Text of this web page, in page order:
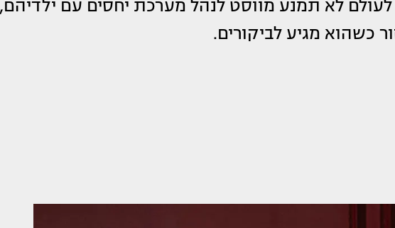
לעולם לא תמנע מווסט לנהל מערכת יחסים עם ילדיהם,
כשהוא מגיע לביקורים.